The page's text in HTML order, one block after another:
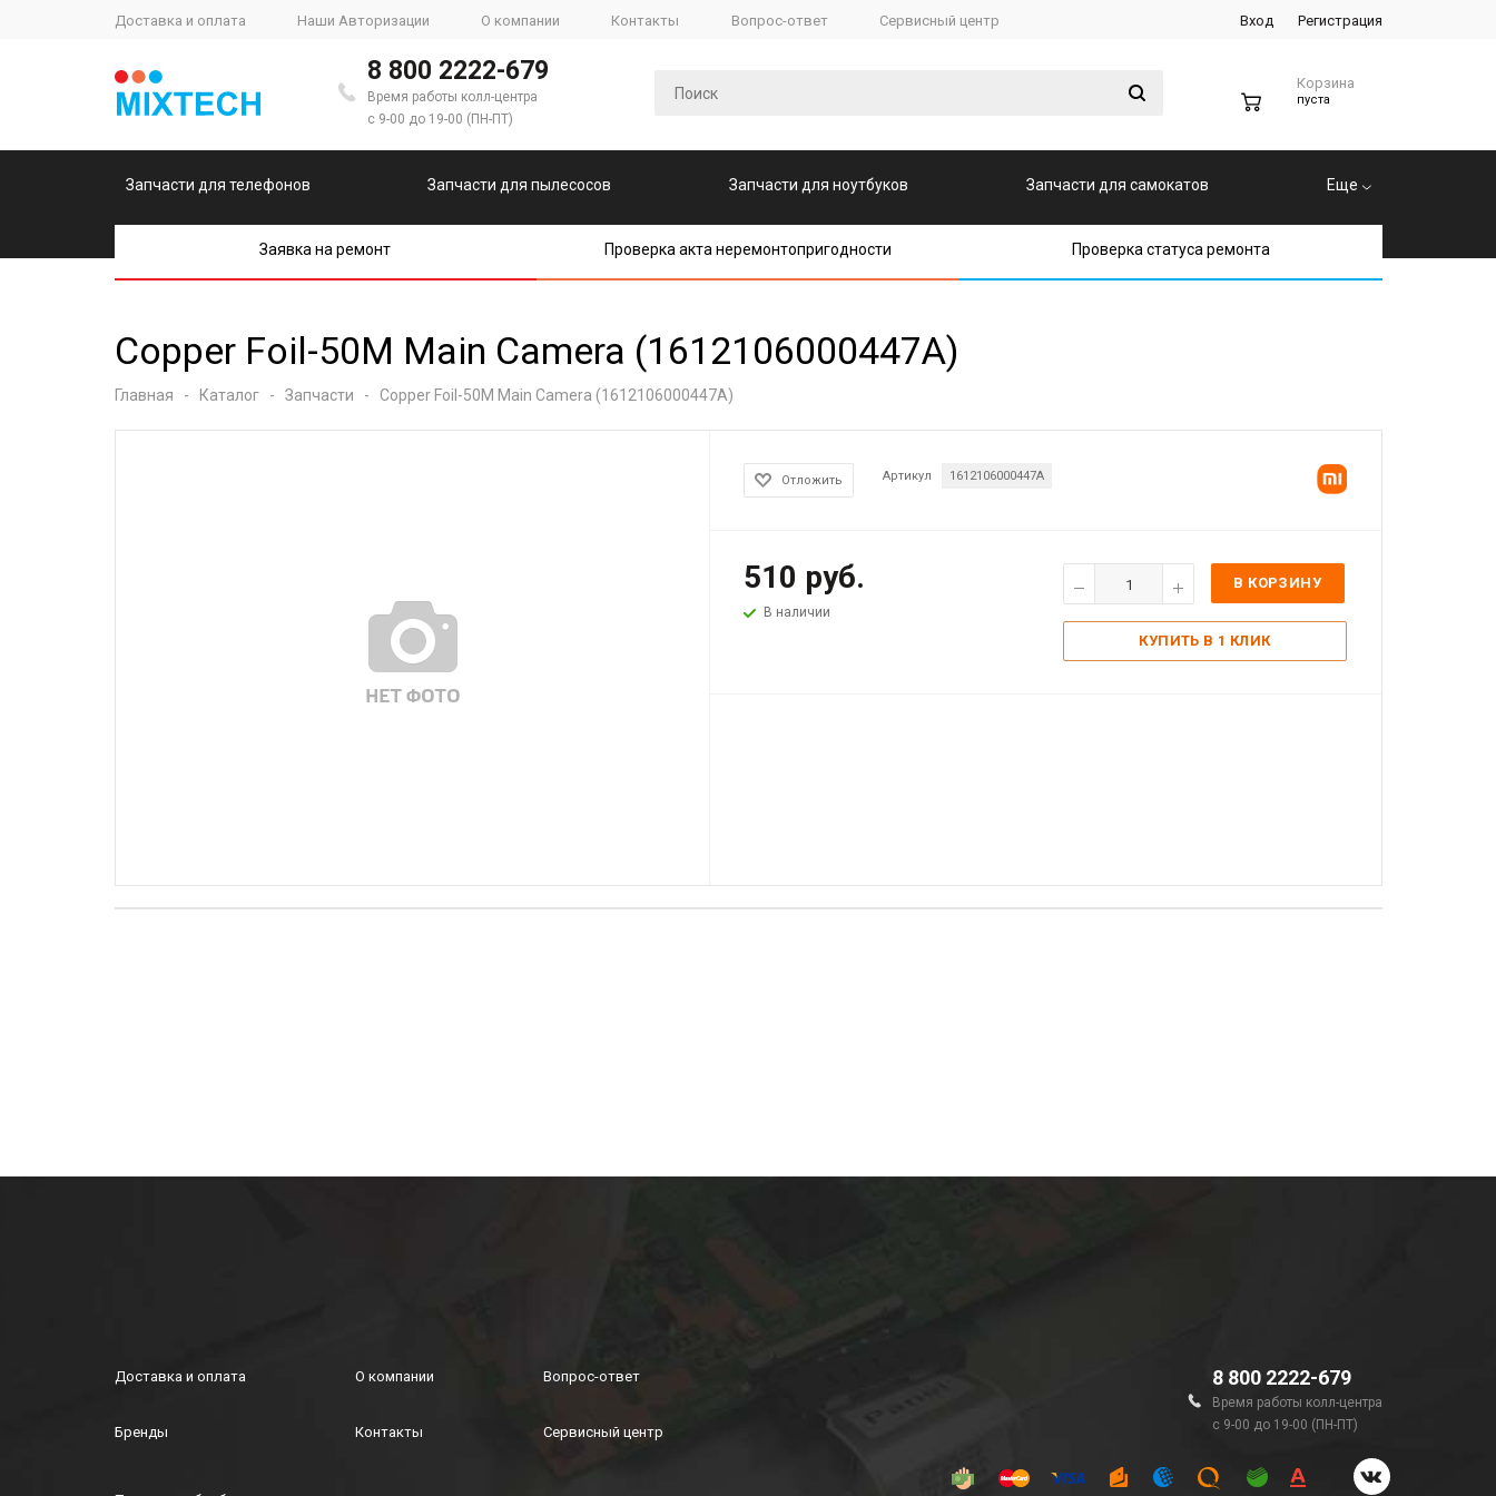
Доставка и оплата Наши Авторизации О компании Контакты Вопрос-ответ Сервисный центр Вход Регистрация
8 800 2222-679
Время работы колл-центра
с 9-00 до 19-00 (ПН-ПТ)
Корзина
пуста
Запчасти для телефонов Запчасти для пылесосов Запчасти для ноутбуков Запчасти для самокатов Еще
Заявка на ремонт Проверка акта неремонтопригодности Проверка статуса ремонта
Copper Foil-50M Main Camera (1612106000447A)
Главная - Каталог - Запчасти - Copper Foil-50M Main Camera (1612106000447A)
Отложить Артикул 1612106000447A
510 руб.
В наличии
В КОРЗИНУ
КУПИТЬ В 1 КЛИК
Доставка и оплата
Бренды
О компании
Контакты
Вопрос-ответ
Сервисный центр
8 800 2222-679
Время работы колл-центра
с 9-00 до 19-00 (ПН-ПТ)